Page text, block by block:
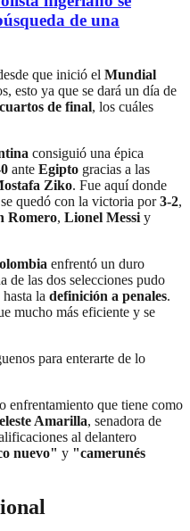
de una
que inició el Mundial
esto ya que se dará un día de
cuartos de final, los cuáles
consiguió una épica
ante Egipto gracias a las
Ziko. Fue aquí donde
quedó con la victoria por3-2,
Romero, Lionel Messi y
enfrentó un duro
de las dos selecciones pudo
la definición a penales.
mucho más eficiente y se
para enterarte de lo
enfrentamiento que tiene como
Amarilla, senadora de
al delantero
nuevo" y "camerunés